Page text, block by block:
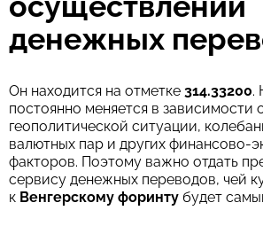
денежных
Он находится на отметке 314.33200.
постоянно меняется в зависимости
геополитической ситуации,
валютных пар и других финансово-
факторов. Поэтому важно отдать
сервису денежных переводов, чей
к Венгерскому форинту будет